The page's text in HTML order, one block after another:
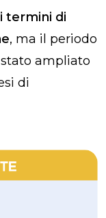
termini di
, ma il periodo
ampliato
di